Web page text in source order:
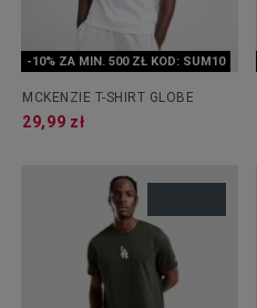
-10% ZA MIN. 500 ZŁ KOD: SUM10
MCKENZIE T-SHIRT GLOBE
29,99 zł